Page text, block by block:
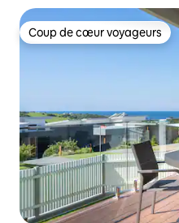
Coup de cœur voyageurs
Coup de cœur voyageurs